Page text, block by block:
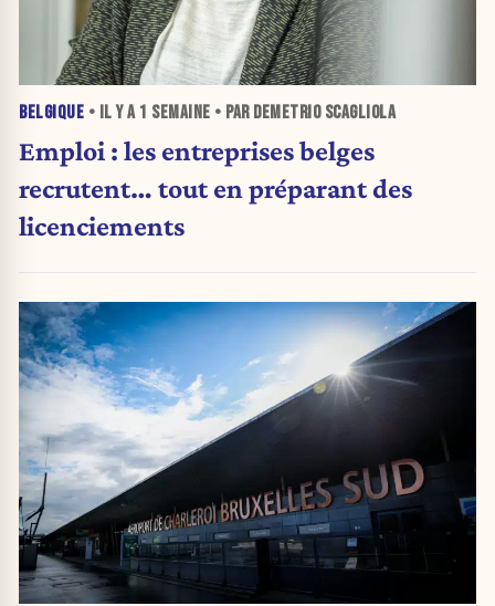
BELGIQUE • IL Y A 1 SEMAINE • PAR DEMETRIO SCAGLIOLA
Emploi : les entreprises belges
recrutent… tout en préparant des
licenciements